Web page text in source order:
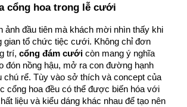
cổng hoa trong lễ cưới
ảnh đầu tiên mà khách mời nhìn thấy khi
gian tổ chức tiệc cưới. Không chỉ đơn
trí,cổng đám cưới còn mang ý nghĩa
đón nồng hậu, mở ra con đường hạnh
chú rể. Tùy vào sở thích và concept của
cổng hoa đều có thể được biến hóa với
liệu và kiểu dáng khác nhau để tạo nên